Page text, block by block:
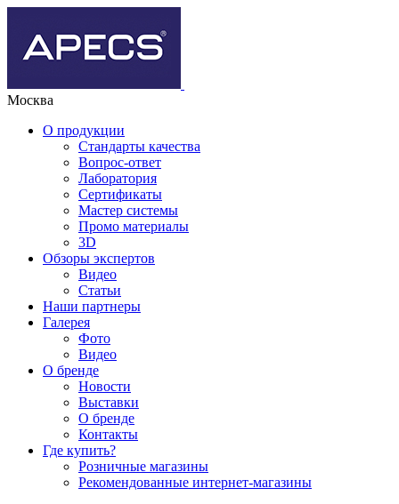
Москва
О продукции
Стандарты качества
Вопрос-ответ
Лаборатория
Сертификаты
Мастер системы
Промо материалы
3D
Обзоры экспертов
Видео
Статьи
Наши партнеры
Галерея
Фото
Видео
О бренде
Новости
Выставки
О бренде
Контакты
Где купить?
Розничные магазины
Рекомендованные интернет-магазины